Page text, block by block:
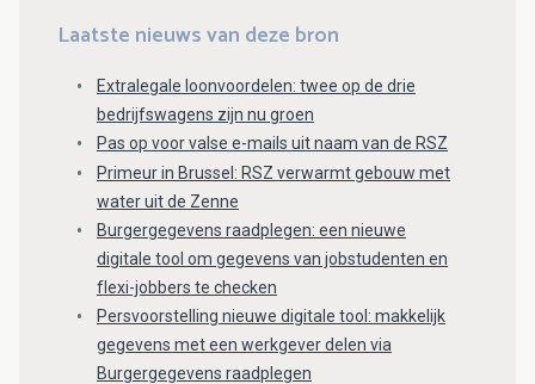
Laatste nieuws van deze bron
Extralegale loonvoordelen: twee op de drie
bedrijfswagens zijn nu groen
Pas op voor valse e-mails uit naam van de RSZ
Primeur in Brussel: RSZ verwarmt gebouw met
water uit de Zenne
Burgergegevens raadplegen: een nieuwe
digitale tool om gegevens van jobstudenten en
flexi-jobbers te checken
Persvoorstelling nieuwe digitale tool: makkelijk
gegevens met een werkgever delen via
Burgergegevens raadplegen